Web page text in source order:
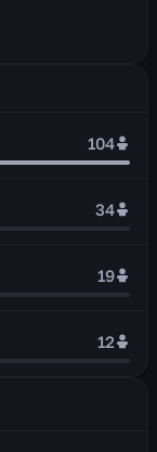
104
34
19
12